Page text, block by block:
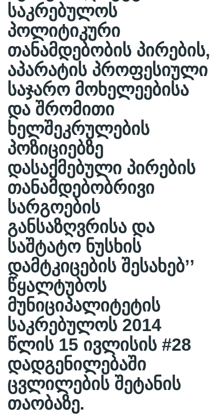
საკრებულოს
პოლიტიკური
თანამდებობის პირების,
აპარატის პროფესიული
საჯარო მოხელეებისა
და შრომითი
ხელშეკრულების
პოზიციებზე
დასაქმებული პირების
თანამდებობრივი
სარგოების
განსაზღვრისა და
საშტატო ნუსხის
დამტკიცების შესახებ’’
წყალტუბოს
მუნიციპალიტეტის
საკრებულოს 2014
წლის 15 ივლისის #28
დადგენილებაში
ცვლილების შეტანის
თაობაზე.